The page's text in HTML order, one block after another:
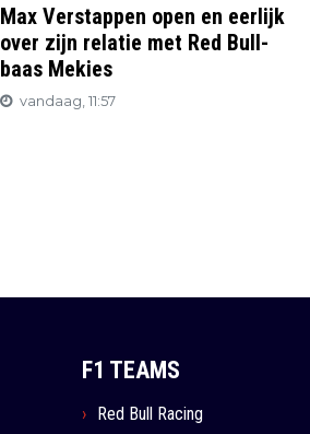
Max Verstappen open en eerlijk
over zijn relatie met Red Bull-
baas Mekies
vandaag, 11:57
F1 TEAMS
Red Bull Racing